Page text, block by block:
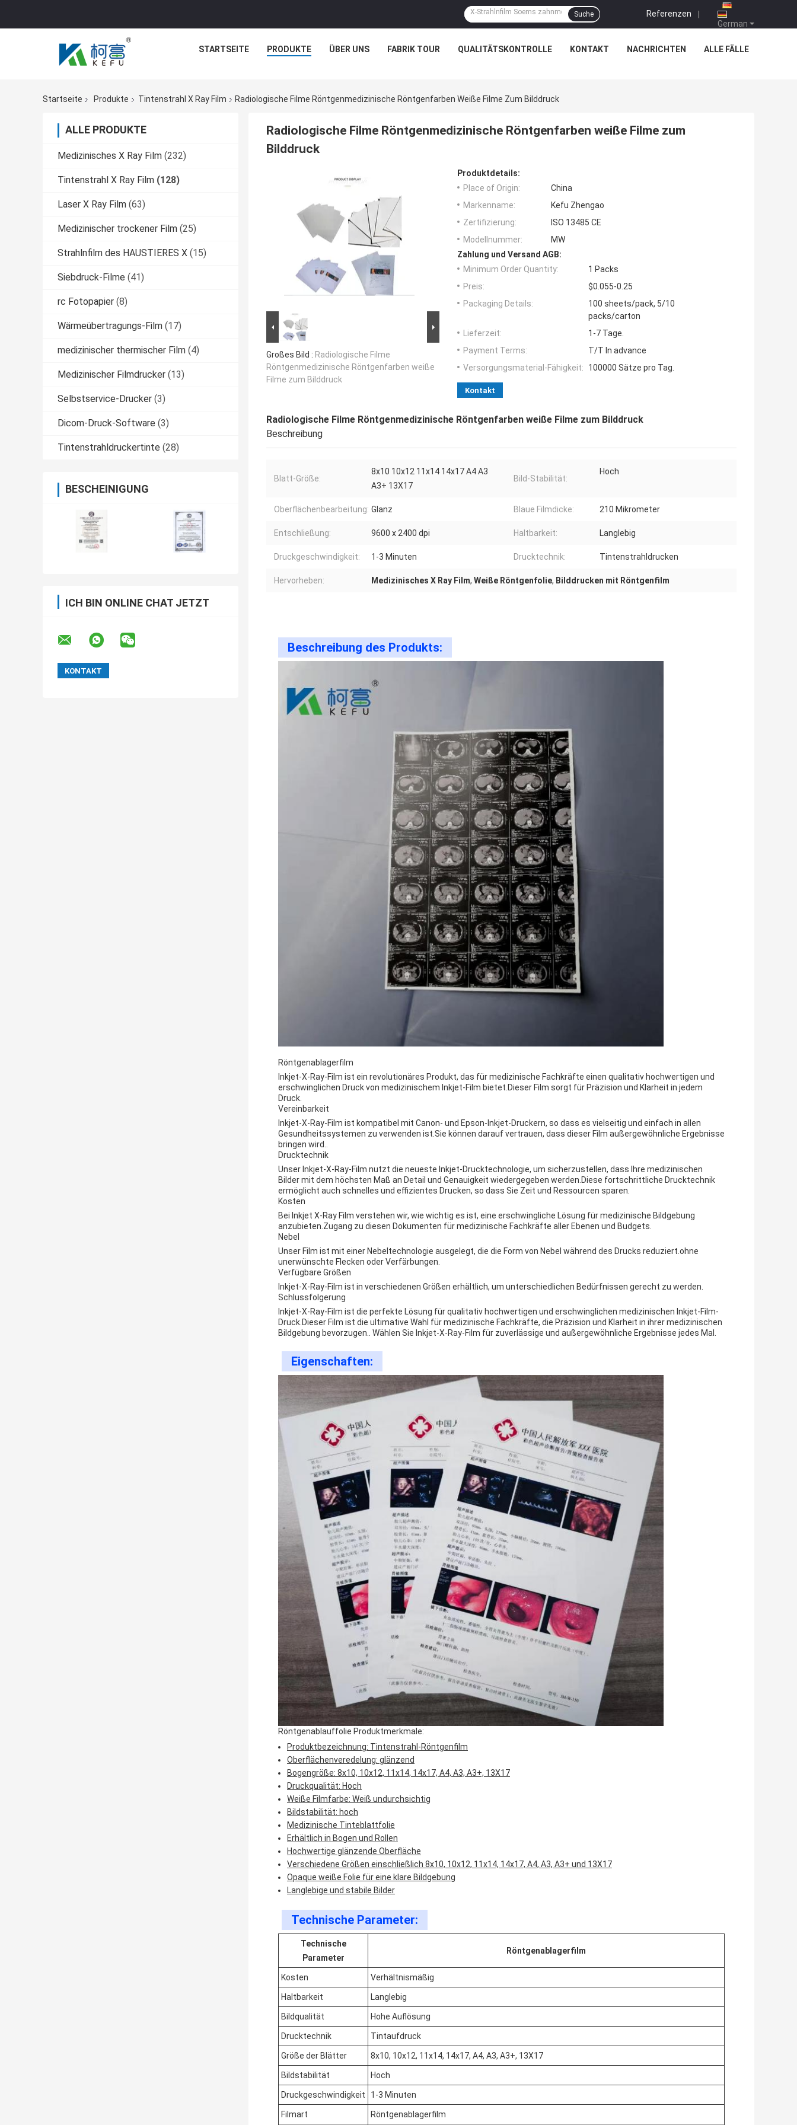
German
Referenzen |
Suche
STARTSEITE PRODUKTE ÜBER UNS FABRIK TOUR QUALITÄTSKONTROLLE KONTAKT NACHRICHTEN ALLE FÄLLE
Startseite Produkte Tintenstrahl X Ray Film Radiologische Filme Röntgenmedizinische Röntgenfarben Weiße Filme Zum Bilddruck
ALLE PRODUKTE
Medizinisches X Ray Film (232)
Tintenstrahl X Ray Film (128)
Laser X Ray Film (63)
Medizinischer trockener Film (25)
Strahlnfilm des HAUSTIERES X (15)
Siebdruck-Filme (41)
rc Fotopapier (8)
Wärmeübertragungs-Film (17)
medizinischer thermischer Film (4)
Medizinischer Filmdrucker (13)
Selbstservice-Drucker (3)
Dicom-Druck-Software (3)
Tintenstrahldruckertinte (28)
BESCHEINIGUNG
ICH BIN ONLINE CHAT JETZT
Radiologische Filme Röntgenmedizinische Röntgenfarben weiße Filme zum
Bilddruck
Großes Bild : Radiologische Filme
Röntgenmedizinische Röntgenfarben weiße
Filme zum Bilddruck
Produktdetails:
Place of Origin:
China
Markenname:
Kefu Zhengao
Zertifizierung:
ISO 13485 CE
Modellnummer:
MW
Zahlung und Versand AGB:
Minimum Order Quantity:
1 Packs
Preis:
$0.055-0.25
Packaging Details:
100 sheets/pack, 5/10
packs/carton
Lieferzeit:
1-7 Tage.
Payment Terms:
T/T In advance
Versorgungsmaterial-Fähigkeit:
100000 Sätze pro Tag.
Kontakt
Radiologische Filme Röntgenmedizinische Röntgenfarben weiße Filme zum Bilddruck
Beschreibung
Blatt-Größe:
8x10 10x12 11x14 14x17 A4 A3
A3+ 13X17
Bild-Stabilität:
Hoch
Oberflächenbearbeitung: Glanz Blaue Filmdicke: 210 Mikrometer
Entschließung: 9600 x 2400 dpi Haltbarkeit: Langlebig
Druckgeschwindigkeit: 1-3 Minuten Drucktechnik: Tintenstrahldrucken
Hervorheben: Medizinisches X Ray Film, Weiße Röntgenfolie, Bilddrucken mit Röntgenfilm
Beschreibung des Produkts:
Röntgenablagerfilm
Inkjet-X-Ray-Film ist ein revolutionäres Produkt, das für medizinische Fachkräfte einen qualitativ hochwertigen und
erschwinglichen Druck von medizinischem Inkjet-Film bietet.Dieser Film sorgt für Präzision und Klarheit in jedem
Druck.
Vereinbarkeit
Inkjet-X-Ray-Film ist kompatibel mit Canon- und Epson-Inkjet-Druckern, so dass es vielseitig und einfach in allen
Gesundheitssystemen zu verwenden ist.Sie können darauf vertrauen, dass dieser Film außergewöhnliche Ergebnisse
bringen wird..
Drucktechnik
Unser Inkjet-X-Ray-Film nutzt die neueste Inkjet-Drucktechnologie, um sicherzustellen, dass Ihre medizinischen
Bilder mit dem höchsten Maß an Detail und Genauigkeit wiedergegeben werden.Diese fortschrittliche Drucktechnik
ermöglicht auch schnelles und effizientes Drucken, so dass Sie Zeit und Ressourcen sparen.
Kosten
Bei Inkjet X-Ray Film verstehen wir, wie wichtig es ist, eine erschwingliche Lösung für medizinische Bildgebung
anzubieten.Zugang zu diesen Dokumenten für medizinische Fachkräfte aller Ebenen und Budgets.
Nebel
Unser Film ist mit einer Nebeltechnologie ausgelegt, die die Form von Nebel während des Drucks reduziert.ohne
unerwünschte Flecken oder Verfärbungen.
Verfügbare Größen
Inkjet-X-Ray-Film ist in verschiedenen Größen erhältlich, um unterschiedlichen Bedürfnissen gerecht zu werden.
Schlussfolgerung
Inkjet-X-Ray-Film ist die perfekte Lösung für qualitativ hochwertigen und erschwinglichen medizinischen Inkjet-Film-
Druck.Dieser Film ist die ultimative Wahl für medizinische Fachkräfte, die Präzision und Klarheit in ihrer medizinischen
Bildgebung bevorzugen.. Wählen Sie Inkjet-X-Ray-Film für zuverlässige und außergewöhnliche Ergebnisse jedes Mal.
Eigenschaften:
Röntgenablauffolie Produktmerkmale:
Produktbezeichnung: Tintenstrahl-Röntgenfilm
Oberflächenveredelung: glänzend
Bogengröße: 8x10, 10x12, 11x14, 14x17, A4, A3, A3+, 13X17
Druckqualität: Hoch
Weiße Filmfarbe: Weiß undurchsichtig
Bildstabilität: hoch
Medizinische Tinteblattfolie
Erhältlich in Bogen und Rollen
Hochwertige glänzende Oberfläche
Verschiedene Größen einschließlich 8x10, 10x12, 11x14, 14x17, A4, A3, A3+ und 13X17
Opaque weiße Folie für eine klare Bildgebung
Langlebige und stabile Bilder
Technische Parameter:
Technische
Parameter
Röntgenablagerfilm
Kosten Verhältnismäßig
Haltbarkeit Langlebig
Bildqualität Hohe Auflösung
Drucktechnik Tintaufdruck
Größe der Blätter 8x10, 10x12, 11x14, 14x17, A4, A3, A3+, 13X17
Bildstabilität Hoch
Druckgeschwindigkeit 1-3 Minuten
Filmart Röntgenablagerfilm